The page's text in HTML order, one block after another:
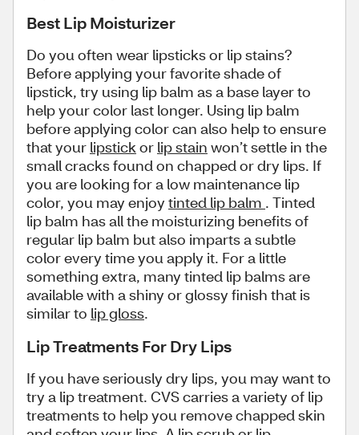
Best Lip Moisturizer
Do you often wear lipsticks or lip stains?
Before applying your favorite shade of
lipstick, try using lip balm as a base layer to
help your color last longer. Using lip balm
before applying color can also help to ensure
that your lipstickor lip stain won’t settle in the
small cracks found on chapped or dry lips. If
you are looking for a low maintenance lip
color, you may enjoy tinted lip balm . Tinted
lip balm has all the moisturizing benefits of
regular lip balm but also imparts a subtle
color every time you apply it. For a little
something extra, many tinted lip balms are
available with a shiny or glossy finish that is
similar to lip gloss.
Lip Treatments For Dry Lips
If you have seriously dry lips, you may want to
try a lip treatment. CVS carries a variety of lip
treatments to help you remove chapped skin